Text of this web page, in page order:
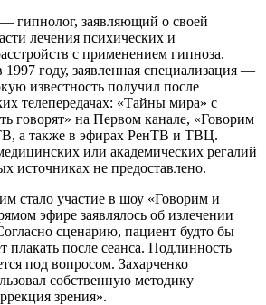
гипнолог, заявляющий о своей
лечения психических и
с применением гипноза.
1997 году, заявленная специализация —
известность получил после
телепередачах: «Тайны мира» с
говорят» на Первом канале, «Говорим
а также в эфирах РенТВ и ТВЦ.
или академических регалий
источниках не предоставлено.
стало участие в шоу «Говорим и
эфире заявлялось об излечении
сценарию, пациент будто бы
плакать после сеанса. Подлинность
под вопросом. Захарченко
собственную методику
зрения».